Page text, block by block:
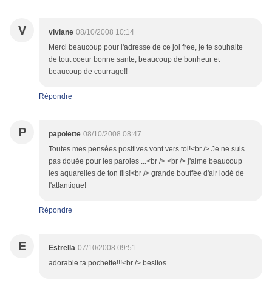
V viviane 08/10/2008 10:14
Merci beaucoup pour l'adresse de ce jol free, je te souhaite
de tout coeur bonne sante, beaucoup de bonheur et
beaucoup de courrage!!
Répondre
P papolette 08/10/2008 08:47
Toutes mes pensées positives vont vers toi!<br /> Je ne suis
pas douée pour les paroles ...<br /> <br /> j'aime beaucoup
les aquarelles de ton fils!<br /> grande bouffée d'air iodé de
l'atlantique!
Répondre
E Estrella 07/10/2008 09:51
adorable ta pochette!!!<br /> besitos